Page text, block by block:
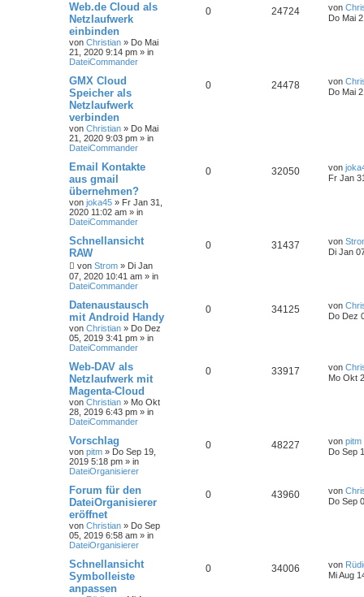
Web.de Cloud als
Netzlaufwerk
einbinden
von Christian » Do Mai
21, 2020 9:14 pm » in
DateiCommander
0 24724 von
Do Mai
GMX Cloud
Speicher als
Netzlaufwerk
verbinden
von Christian » Do Mai
21, 2020 9:03 pm » in
DateiCommander
0 24478 von
Do Mai
Email Kontakte
aus gmail
übernehmen?
von joka45 » Fr Jan 31,
2020 11:02 am » in
DateiCommander
0 32050 von
Fr Jan
Schnellansicht
RAW
von Strom » Di Jan
07, 2020 10:41 am » in
DateiCommander
0 31437 von
Di Jan
Datenaustausch
mit Android Handy
von Christian » Do Dez
05, 2019 3:41 pm » in
DateiCommander
0 34125 von
Do Dez
Web-DAV als
Netzlaufwerk mit
Magenta-Cloud
von Christian » Mo Okt
28, 2019 6:43 pm » in
DateiCommander
0 33917 von
Mo Okt
Vorschlag
von pitm » Do Sep 19,
2019 5:18 pm » in
DateiOrganisierer
0 48227 von pitm
Do Sep
Forum für den
DateiOrganisierer
eröffnet
von Christian » Do Sep
05, 2019 6:58 am » in
DateiOrganisierer
0 43960 von
Do Sep
Schnellansicht
Symbolleiste
anpassen
0 34006 von
Mi Aug